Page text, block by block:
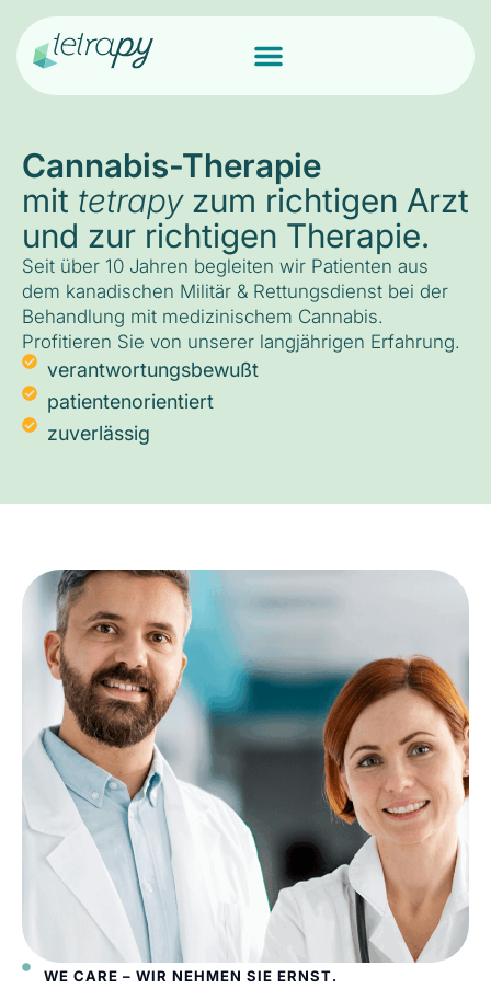
Cannabis-Therapie
mit tetrapyzum richtigen Arzt
und zur richtigen Therapie.
Seit über 10 Jahren begleiten wir Patienten aus
dem kanadischen Militär & Rettungsdienst bei der
Behandlung mit medizinischem Cannabis.
Profitieren Sie von unserer langjährigen Erfahrung.
verantwortungsbewußt
patientenorientiert
zuverlässig
WE CARE – WIR NEHMEN SIE ERNST.